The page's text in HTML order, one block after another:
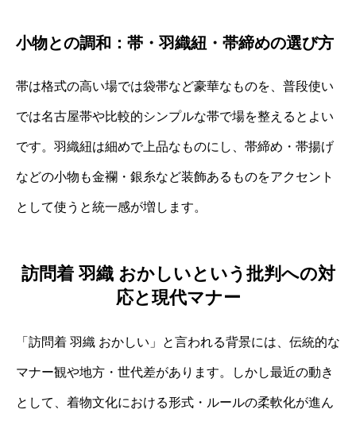
小物との調和：帯・羽織紐・帯締めの選び方
帯は格式の高い場では袋帯など豪華なものを、普段使い
では名古屋帯や比較的シンプルな帯で場を整えるとよい
です。羽織紐は細めで上品なものにし、帯締め・帯揚げ
などの小物も金襴・銀糸など装飾あるものをアクセント
として使うと統一感が増します。
訪問着 羽織 おかしいという批判への対
応と現代マナー
「訪問着 羽織 おかしい」と言われる背景には、伝統的な
マナー観や地方・世代差があります。しかし最近の動き
として、着物文化における形式・ルールの柔軟化が進ん